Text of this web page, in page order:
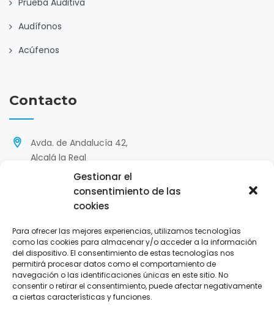
Gestionar el
consentimiento de las
cookies
Para ofrecer las mejores experiencias, utilizamos tecnologías
como las cookies para almacenar y/o acceder a la información
del dispositivo. El consentimiento de estas tecnologías nos
permitirá procesar datos como el comportamiento de
navegación o las identificaciones únicas en este sitio. No
consentir o retirar el consentimiento, puede afectar negativamente
a ciertas características y funciones.
Prueba Auditiva
Audífonos
Acúfenos
Contacto
Avda. de Andalucía 42,
Alcalá la Real
953 585 299 / 640 612 360
hola@opticasnieto.com
L-V : 9:30-13:45/17:00-20:30
S: 10:00-14:00